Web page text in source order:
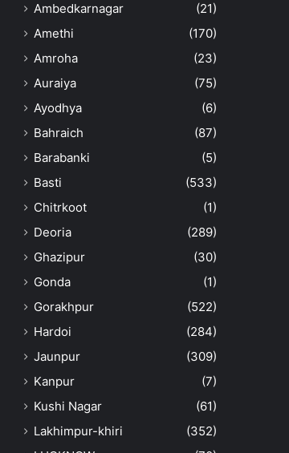
Ambedkarnagar
(21)
Amethi
(170)
Amroha
(23)
Auraiya
(75)
Ayodhya
(6)
Bahraich
(87)
Barabanki
(5)
Basti
(533)
Chitrkoot
(1)
Deoria
(289)
Ghazipur
(30)
Gonda
(1)
Gorakhpur
(522)
Hardoi
(284)
Jaunpur
(309)
Kanpur
(7)
Kushi Nagar
(61)
Lakhimpur-khiri
(352)